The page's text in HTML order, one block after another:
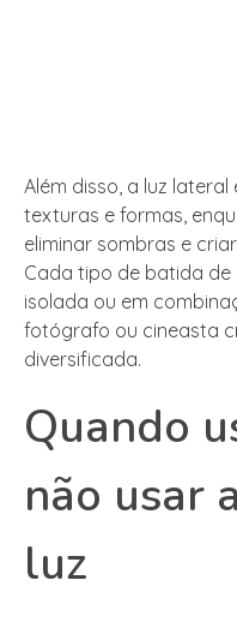
Além disso, a luz
texturas e formas,
eliminar sombras e
Cada tipo de batida de
isolada ou em
fotógrafo ou cineasta
diversificada.
Quando
não usar
luz